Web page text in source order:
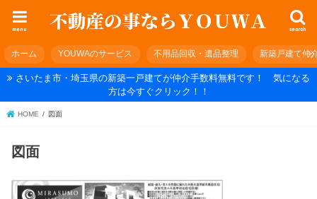
search
menu
ホーム YOUWAのサービス 不用品回収・遺品整理 新築戸建て仲
さいたま市・埼玉県の新築一戸建てが仲介手数料無料です！ 気になる
方は今すぐクリック！！
HOME 図面
図面